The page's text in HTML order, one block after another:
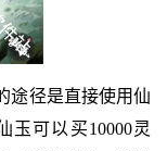
途径是直接使用仙
玉可以买10000灵